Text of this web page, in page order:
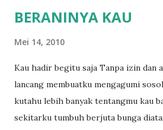
bunga pohon plum berakhir, muncul
Misal tahun ajaran baru sekolah di
April, demikian juga pembukuan
Panas diawali dengan musim hujan
disebut Tsuyu (梅雨). Musim Panas di
BERANINYA KAU
Mei 14, 2010
Kau hadir begitu saja Tanpa izin dan
lancang membuatku mengagumi
kutahu lebih banyak tentangmu kau
sekitarku tumbuh berjuta bunga